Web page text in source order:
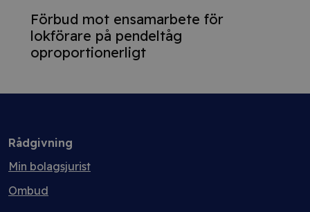
Förbud mot ensamarbete för
lokförare på pendeltåg
oproportionerligt
Rådgivning
Min bolagsjurist
Ombud